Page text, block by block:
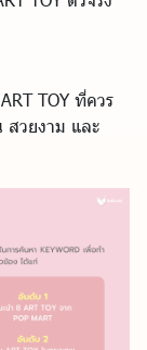
TOY ที่ควร
สวยงาม และ